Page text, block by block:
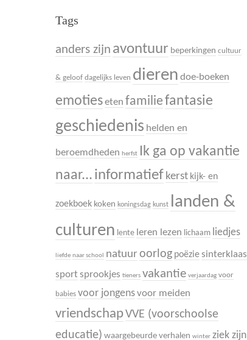
Tags
anders zijn avontuur beperkingen cultuur
& geloof dagelijks leven dieren doe-boeken
emotieseten familie fantasie
geschiedenis helden en
beroemdheden herfst
Ik ga op vakantie
naar... informatief kerst kijk- en
zoekboek koken koningsdag kunst
landen &
culturen lente leren lezen lichaam liedjes
liefde naar school natuur oorlog poëzie sinterklaas
sport sprookjes tieners vakantie verjaardag voor
babies voor jongensvoor meiden
vriendschapVVE (voorschoolse
educatie) waargebeurde verhalen winter ziek zijn